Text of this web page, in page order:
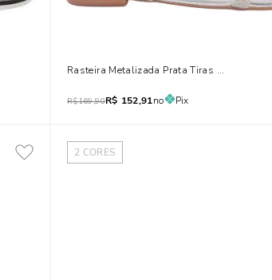
Rasteira Metalizada Prata Tiras Strass Brilho
R$169,90R$ 152,91no Pix
2 CORES